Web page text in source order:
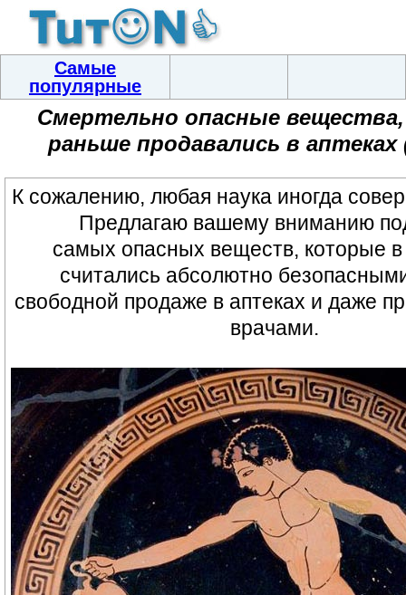
Самые
популярные
Смертельно опасные
раньше продавались в
К сожалению, любая наука иногда
Предлагаю вашему вниманию
самых опасных веществ, которые
считались абсолютно
свободной продаже в аптеках и даже
врачами.